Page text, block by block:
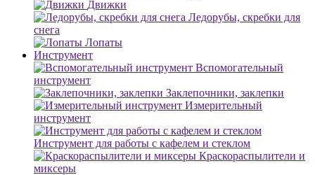
Движки
Ледорубы, скребки для
снега
Лопаты
Инструмент
Вспомогательный
инструмент
Заклепочники, заклепки
Измерительный
инструмент
Инструмент для работы с кафелем и стеклом
Краскораспылители и
миксеры